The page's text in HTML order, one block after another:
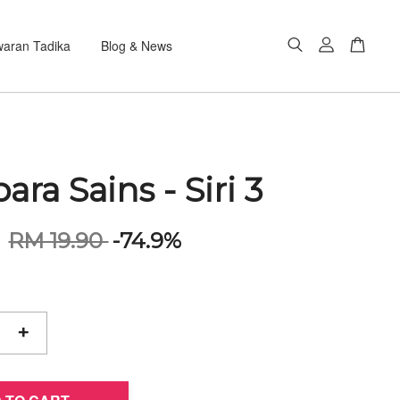
Tadika Blog & News
Sains - Siri 3
RM 19.90-74.9%
+